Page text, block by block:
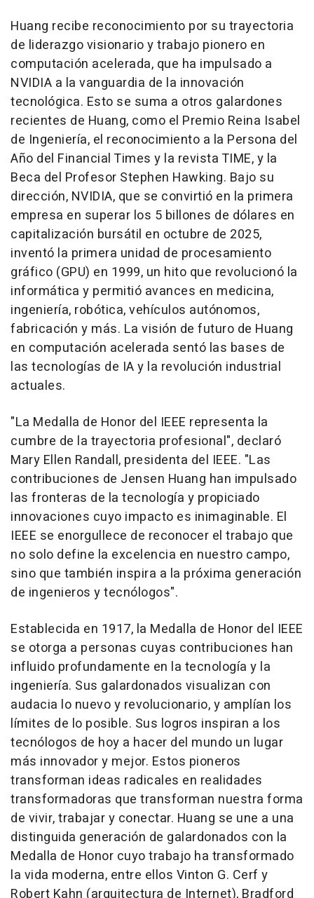
Huang recibe reconocimiento por su trayectoria
de liderazgo visionario y trabajo pionero en
computación acelerada, que ha impulsado a
NVIDIA a la vanguardia de la innovación
tecnológica. Esto se suma a otros galardones
recientes de Huang, como el Premio Reina Isabel
de Ingeniería, el reconocimiento a la Persona del
Año del Financial Times y la revista TIME, y la
Beca del Profesor Stephen Hawking. Bajo su
dirección, NVIDIA, que se convirtió en la primera
empresa en superar los 5 billones de dólares en
capitalización bursátil en octubre de 2025,
inventó la primera unidad de procesamiento
gráfico (GPU) en 1999, un hito que revolucionó la
informática y permitió avances en medicina,
ingeniería, robótica, vehículos autónomos,
fabricación y más. La visión de futuro de Huang
en computación acelerada sentó las bases de
las tecnologías de IA y la revolución industrial
actuales.
"La Medalla de Honor del IEEE representa la
cumbre de la trayectoria profesional", declaró
Mary Ellen Randall, presidenta del IEEE. "Las
contribuciones de Jensen Huang han impulsado
las fronteras de la tecnología y propiciado
innovaciones cuyo impacto es inimaginable. El
IEEE se enorgullece de reconocer el trabajo que
no solo define la excelencia en nuestro campo,
sino que también inspira a la próxima generación
de ingenieros y tecnólogos".
Establecida en 1917, la Medalla de Honor del IEEE
se otorga a personas cuyas contribuciones han
influido profundamente en la tecnología y la
ingeniería. Sus galardonados visualizan con
audacia lo nuevo y revolucionario, y amplían los
límites de lo posible. Sus logros inspiran a los
tecnólogos de hoy a hacer del mundo un lugar
más innovador y mejor. Estos pioneros
transforman ideas radicales en realidades
transformadoras que transforman nuestra forma
de vivir, trabajar y conectar. Huang se une a una
distinguida generación de galardonados con la
Medalla de Honor cuyo trabajo ha transformado
la vida moderna, entre ellos Vinton G. Cerf y
Robert Kahn (arquitectura de Internet), Bradford